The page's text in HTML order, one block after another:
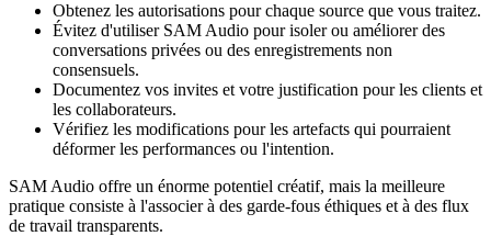
Obtenez les autorisations pour chaque source que vous traitez.
Évitez d'utiliser SAM Audio pour isoler ou améliorer des
conversations privées ou des enregistrements non
consensuels.
Documentez vos invites et votre justification pour les clients et
les collaborateurs.
Vérifiez les modifications pour les artefacts qui pourraient
déformer les performances ou l'intention.
SAM Audio offre un énorme potentiel créatif, mais la meilleure
pratique consiste à l'associer à des garde-fous éthiques et à des flux
de travail transparents.